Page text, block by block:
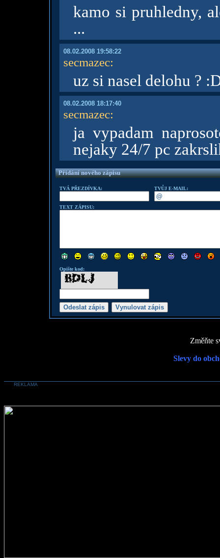
kamo si pruhledny,
...
08.02.2008 19:58:22
secmazec:
uz si nasel delohu ?
08.02.2008 18:17:40
secmazec:
ja vypadam
nejaky 24/7 pc
Přidání nového zápisu
TVÁ PŘEZDÍVKA: TVŮJ E-MAIL:
TEXT ZÁPISU:
Opište kod:
Změňte
Slevy do
REKLAMA